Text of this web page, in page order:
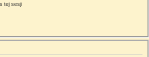
tej sesji